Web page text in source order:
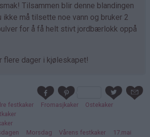
Tilsammen blir denne blandingen
ikke må tilsette noe vann og bruker 2
for å få helt stivt jordbærlokk oppå
flere dager i kjøleskapet!
festkaker Fromasjkaker
Ostekaker
Morsdag Vårens festkaker
17.mai